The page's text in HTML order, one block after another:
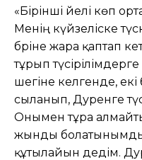
«Бірінші әйелі көп
Менің күйзеліске
бәріне жара қаптап
тұрып
шегіне келгенде,
сыланып, Дәуренге
Онымен тұра
жынды
құтылайын дедім.